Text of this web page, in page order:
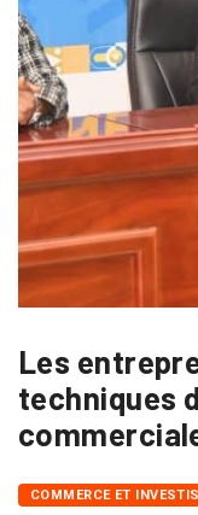
Les
techniques
COMMERCE ET